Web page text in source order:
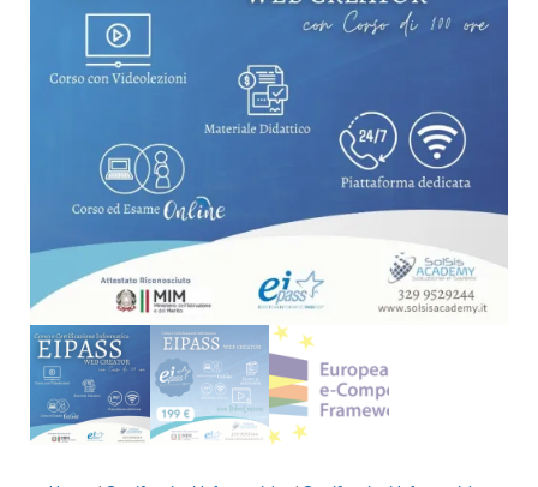
INTEGRATA